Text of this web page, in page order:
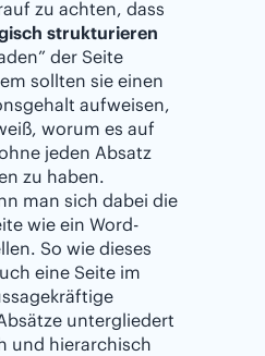
zu achten, dass
strukturieren
der Seite
sollten sie einen
aufweisen,
worum es auf
jeden Absatz
zu haben.
man sich dabei die
wie ein Word-
So wie dieses
eine Seite im
untergliedert
und hierarchisch